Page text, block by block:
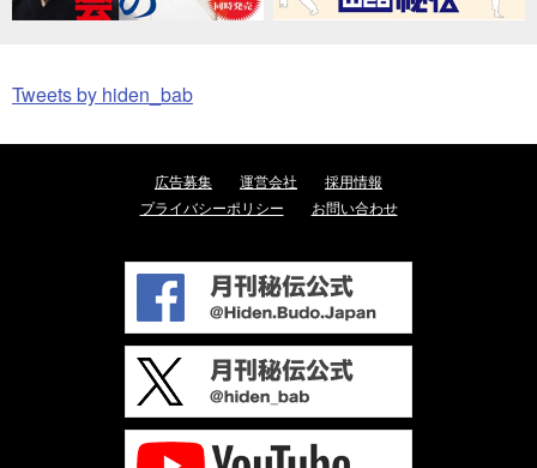
Tweets by hiden_bab
広告募集 運営会社
採用情報
プライバシーポリシー
お問い合わせ